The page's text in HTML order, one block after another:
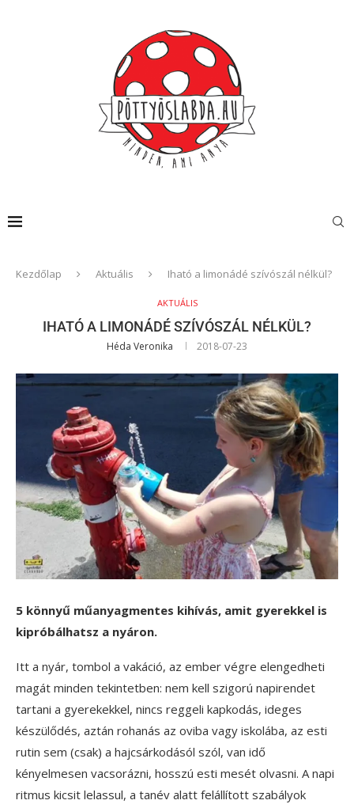
Kezdőlap Aktuális Iható a limonádé szívószál nélkül?
AKTUÁLIS
IHATÓ A LIMONÁDÉ SZÍVÓSZÁL NÉLKÜL?
Héda Veronika 2018-07-23
5 könnyű műanyagmentes kihívás, amit gyerekkel is
kipróbálhatsz a nyáron.
Itt a nyár, tombol a vakáció, az ember végre elengedheti
magát minden tekintetben: nem kell szigorú napirendet
tartani a gyerekekkel, nincs reggeli kapkodás, ideges
készülődés, aztán rohanás az oviba vagy iskolába, az esti
rutin sem (csak) a hajcsárkodásól szól, van idő
kényelmesen vacsorázni, hosszú esti mesét olvasni. A napi
ritmus kicsit lelassul, a tanév alatt felállított szabályok